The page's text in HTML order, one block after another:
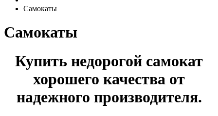
Самокаты
Самокаты
Купить недорогой самокат
хорошего качества от
надежного производителя.